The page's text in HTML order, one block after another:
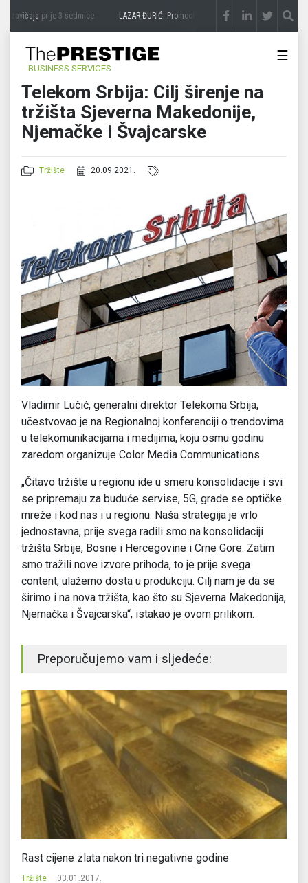
zavičajaprije 3 sedmice LAZAR ĐURIĆ: Promocija potencijal pretvara u destinaciju
BUSINESS SERVICES
☰
Telekom Srbija: Cilj širenje na
tržišta Sjeverna Makedonije,
Njemačke i Švajcarske
Tržište 20.09.2021.
Vladimir Lučić, generalni direktor Telekoma Srbija,
učestvovao je na Regionalnoj konferenciji o trendovima
u telekomunikacijama i medijima, koju osmu godinu
zaredom organizuje Color Media Communications.
„Čitavo tržište u regionu ide u smeru konsolidacije i svi
se pripremaju za buduće servise, 5G, grade se optičke
mreže i kod nas i u regionu. Naša strategija je vrlo
jednostavna, prije svega radili smo na konsolidaciji
tržišta Srbije, Bosne i Hercegovine i Crne Gore. Zatim
smo tražili nove izvore prihoda, to je prije svega
content, ulažemo dosta u produkciju. Cilj nam je da se
širimo i na nova tržišta, kao što su Sjeverna Makedonija,
Njemačka i Švajcarska“, istakao je ovom prilikom.
Preporučujemo vam i sljedeće:
Rast cijene zlata nakon tri negativne godine
Tržište 03.01.2017.